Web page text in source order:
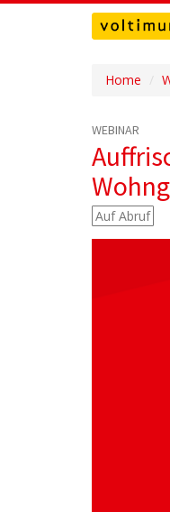
Home
WEBINAR
Auf Abruf